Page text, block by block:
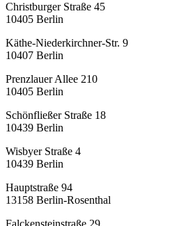
Christburger Straße 45
10405 Berlin
Käthe-Niederkirchner-Str. 9
10407 Berlin
Prenzlauer Allee 210
10405 Berlin
Schönfließer Straße 18
10439 Berlin
Wisbyer Straße 4
10439 Berlin
Hauptstraße 94
13158 Berlin-Rosenthal